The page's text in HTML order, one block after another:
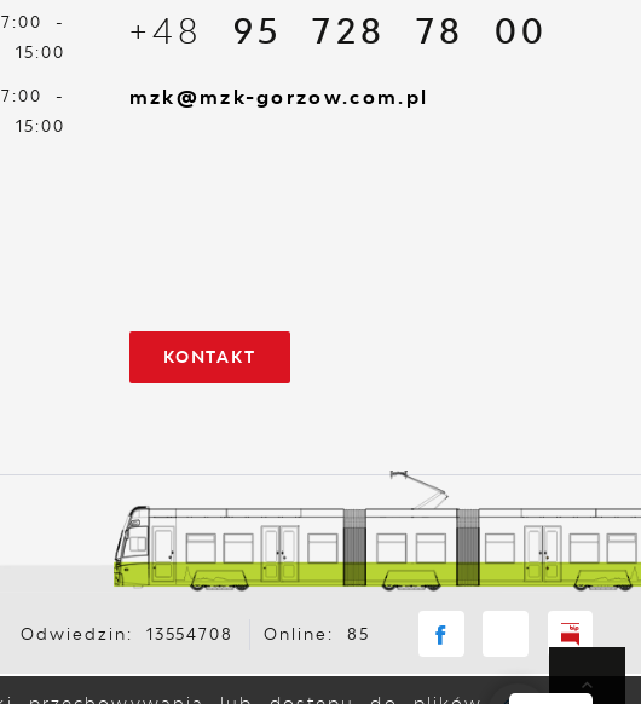
7:00 -
15:00
7:00 -
15:00
+48 95 728 78 00
mzk@mzk-gorzow.com.pl
KONTAKT
Odwiedzin: 13554708 Online: 85